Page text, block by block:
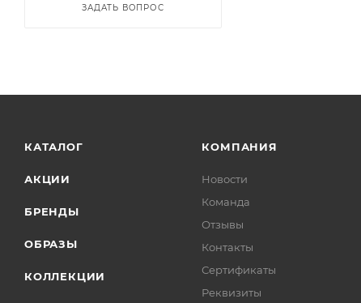
ЗАДАТЬ ВОПРОС
КАТАЛОГ
АКЦИИ
БРЕНДЫ
ОБРАЗЫ
КОЛЛЕКЦИИ
КОМПАНИЯ
Новости
Команда
Отзывы
Контакты
Сертификаты
Реквизиты